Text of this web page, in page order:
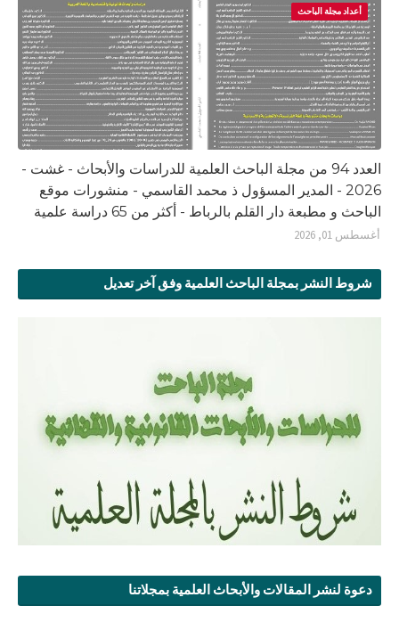
أعداد مجلة الباحث
العدد 94 من مجلة الباحث العلمية للدراسات والأبحاث - غشت -
2026 - المدير المسؤول ذ محمد القاسمي - منشورات موقع
الباحث و مطبعة دار القلم بالرباط - أكثر من 65 دراسة علمية
أغسطس 01, 2026
شروط النشر بمجلة الباحث العلمية وفق آخر تعديل
دعوة لنشر المقالات والأبحاث العلمية بمجلاتنا